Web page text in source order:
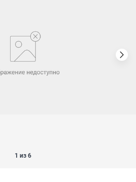
1 из 6